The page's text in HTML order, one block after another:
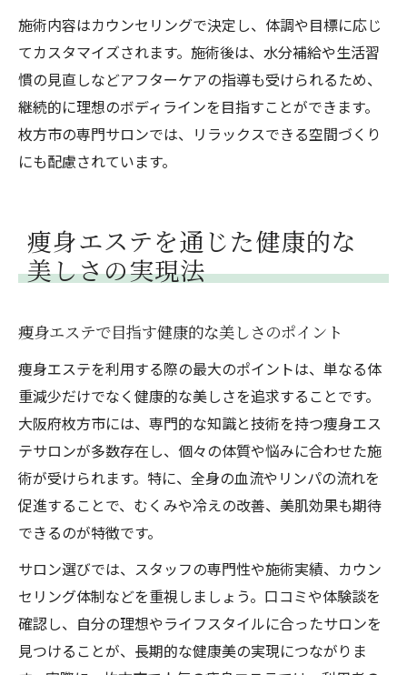
施術内容はカウンセリングで決定し、体調や目標に応じ
てカスタマイズされます。施術後は、水分補給や生活習
慣の見直しなどアフターケアの指導も受けられるため、
継続的に理想のボディラインを目指すことができます。
枚方市の専門サロンでは、リラックスできる空間づくり
にも配慮されています。
痩身エステを通じた健康的な
美しさの実現法
痩身エステで目指す健康的な美しさのポイント
痩身エステを利用する際の最大のポイントは、単なる体
重減少だけでなく健康的な美しさを追求することです。
大阪府枚方市には、専門的な知識と技術を持つ痩身エス
テサロンが多数存在し、個々の体質や悩みに合わせた施
術が受けられます。特に、全身の血流やリンパの流れを
促進することで、むくみや冷えの改善、美肌効果も期待
できるのが特徴です。
サロン選びでは、スタッフの専門性や施術実績、カウン
セリング体制などを重視しましょう。口コミや体験談を
確認し、自分の理想やライフスタイルに合ったサロンを
見つけることが、長期的な健康美の実現につながりま